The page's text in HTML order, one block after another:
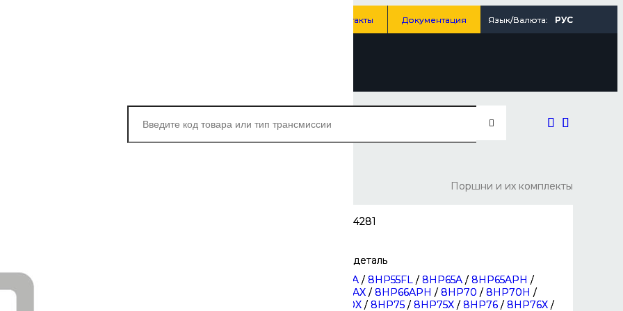
Контакты Документация Язык/Валюта: РУС
Поршни и их комплекты
0501334281
Новая деталь
8HP55A / 8HP55FL / 8HP65A / 8HP65APH /
8HP65AX / 8HP66APH / 8HP70 / 8HP70H /
8HP70X / 8HP75 / 8HP75X / 8HP76 / 8HP76X /